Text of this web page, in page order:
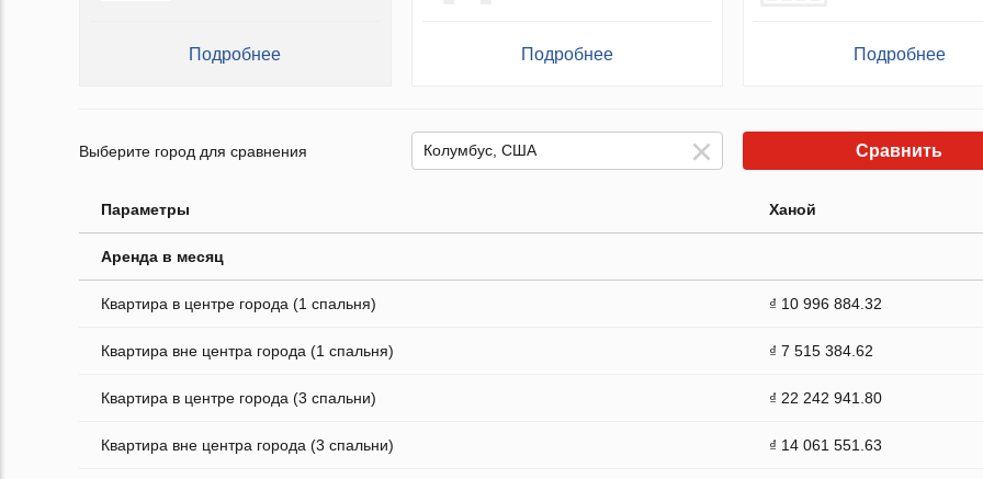
Подробнее Подробнее Подробнее
Выберите город для сравнения Сравнить
Параметры Ханой
Аренда в месяц
Квартира в центре города (1 спальня) ₫ 10 996 884.32
Квартира вне центра города (1 спальня) ₫ 7 515 384.62
Квартира в центре города (3 спальни) ₫ 22 242 941.80
Квартира вне центра города (3 спальни) ₫ 14 061 551.63